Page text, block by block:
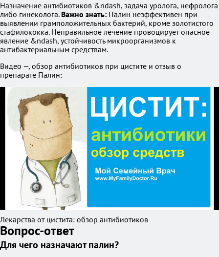
Назначение антибиотиков &ndash, задача уролога, нефролога
либо гинеколога. Важно знать: Палин неэффективен при
выявлении грамположительных бактерий, кроме золотистого
стафилококка. Неправильное лечение провоцирует опасное
явление &ndash, устойчивость микроорганизмов к
антибактериальным средствам.
Видео —, обзор антибиотиков при цистите и отзыв о
препарате Палин:
Лекарства от цистита: обзор антибиотиков
Вопрос-ответ
Для чего назначают палин?